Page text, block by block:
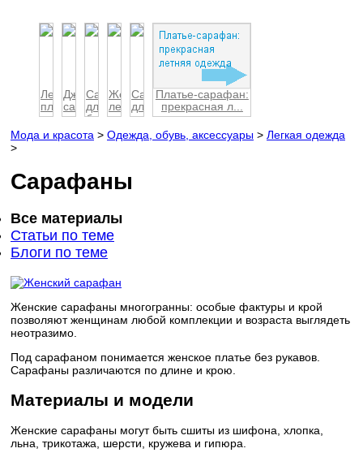
Легкие
платья
и
сарафаны
-
Джинсовый
сарафан
–
одежда
н...
Сарафаны
для
беременных:
удо...
Женские
летние
сарафаны
Сарафаны
для
полных
женщин
Платье-сарафан:
прекрасная л...
Мода и красота > Одежда, обувь, аксессуары > Легкая одежда
>
Сарафаны
Все материалы
Статьи по теме
Блоги по теме
Женские сарафаны многогранны: особые фактуры и крой
позволяют женщинам любой комплекции и возраста выглядеть
неотразимо.
Под сарафаном понимается женское платье без рукавов.
Сарафаны различаются по длине и крою.
Материалы и модели
Женские сарафаны могут быть сшиты из шифона, хлопка,
льна, трикотажа, шерсти, кружева и гипюра.